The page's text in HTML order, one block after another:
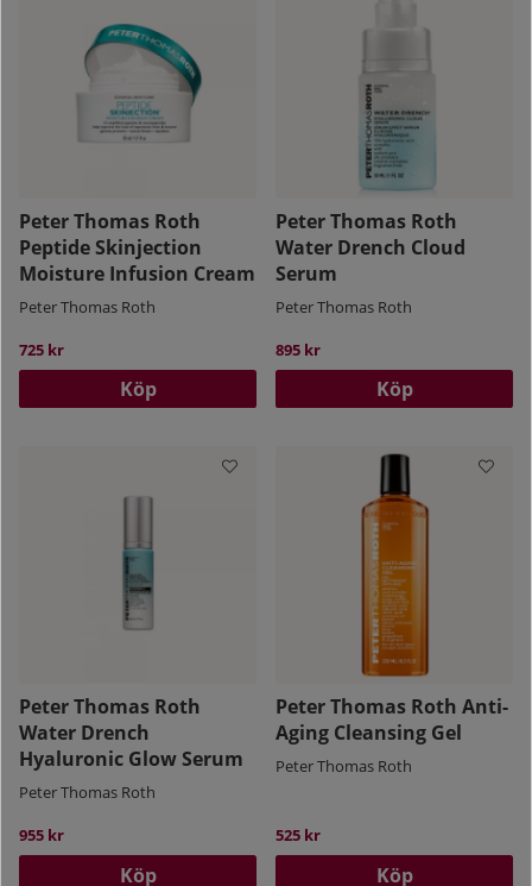
Peter Thomas Roth
Peptide Skinjection
Moisture Infusion Cream
Peter Thomas Roth
725 kr
Köp
Peter Thomas Roth
Water Drench Cloud
Serum
Peter Thomas Roth
895 kr
Köp
Peter Thomas Roth
Water Drench
Hyaluronic Glow Serum
Peter Thomas Roth
955 kr
Köp
Peter Thomas Roth Anti-
Aging Cleansing Gel
Peter Thomas Roth
525 kr
Köp